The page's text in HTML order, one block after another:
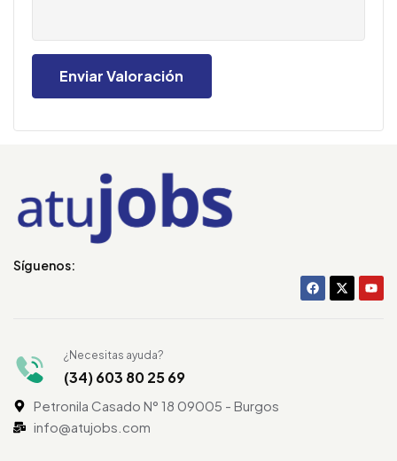
Síguenos:
¿Necesitas ayuda?
(34) 603 80 25 69
Petronila Casado N° 18 09005 - Burgos
info@atujobs.com